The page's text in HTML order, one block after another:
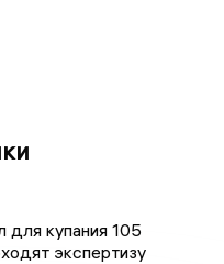
для купания 105
экспертизу